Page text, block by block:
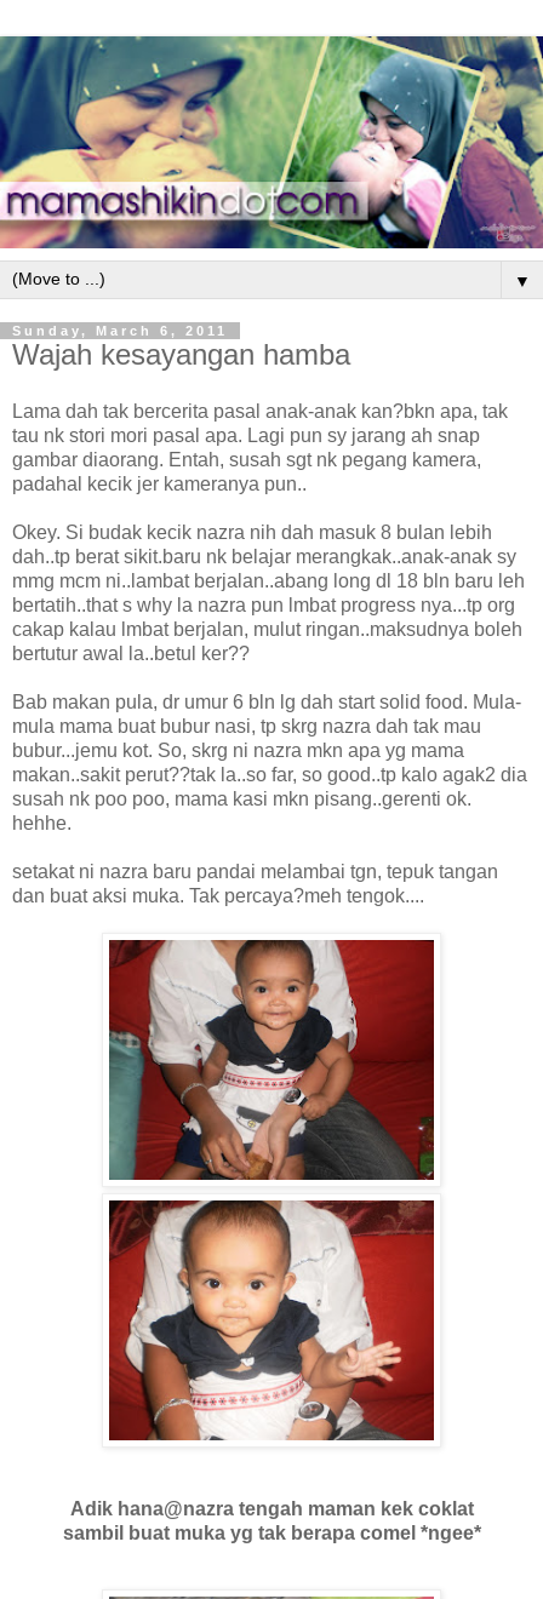
▼
Sunday, March 6, 2011
Wajah kesayangan hamba
Lama dah tak bercerita pasal anak-anak kan?bkn apa, tak
tau nk stori mori pasal apa. Lagi pun sy jarang ah snap
gambar diaorang. Entah, susah sgt nk pegang kamera,
padahal kecik jer kameranya pun..
Okey. Si budak kecik nazra nih dah masuk 8 bulan lebih
dah..tp berat sikit.baru nk belajar merangkak..anak-anak sy
mmg mcm ni..lambat berjalan..abang long dl 18 bln baru leh
bertatih..that s why la nazra pun lmbat progress nya...tp org
cakap kalau lmbat berjalan, mulut ringan..maksudnya boleh
bertutur awal la..betul ker??
Bab makan pula, dr umur 6 bln lg dah start solid food. Mula-
mula mama buat bubur nasi, tp skrg nazra dah tak mau
bubur...jemu kot. So, skrg ni nazra mkn apa yg mama
makan..sakit perut??tak la..so far, so good..tp kalo agak2 dia
susah nk poo poo, mama kasi mkn pisang..gerenti ok.
hehhe.
setakat ni nazra baru pandai melambai tgn, tepuk tangan
dan buat aksi muka. Tak percaya?meh tengok....
Adik hana@nazra tengah maman kek coklat
sambil buat muka yg tak berapa comel *ngee*